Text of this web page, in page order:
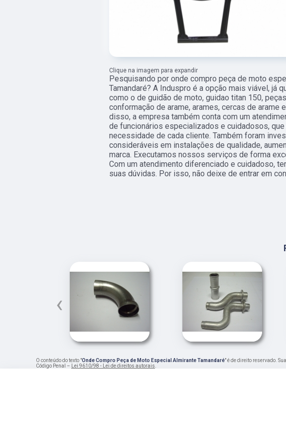
Clique na imagem para expandir
Pesquisando por onde compro peça de moto
Tamandaré? A Induspro é a opção mais viável, já
como o de guidão de moto, guidao titan 150,
conformação de arame, arames, cercas de arame
disso, a empresa também conta com um
de funcionários especializados e cuidadosos, que
necessidade de cada cliente. Também foram
consideráveis em instalações de qualidade,
marca. Executamos nossos serviços de forma
Com um atendimento diferenciado e cuidadoso,
suas dúvidas. Por isso, não deixe de entrar em
‹
O conteúdo do texto "Onde Compro Peça de Moto Especial Almirante Tamandaré" é de direito reservado.
Código Penal –
Lei 9610/98 - Lei de direitos autorais